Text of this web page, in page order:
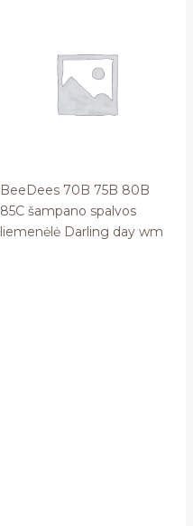
BeeDees 70B 75B 80B
85C šampano spalvos
liemenėlė Darling day wm